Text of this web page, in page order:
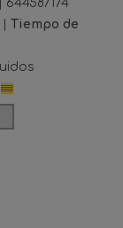
644587174
Tiempo de